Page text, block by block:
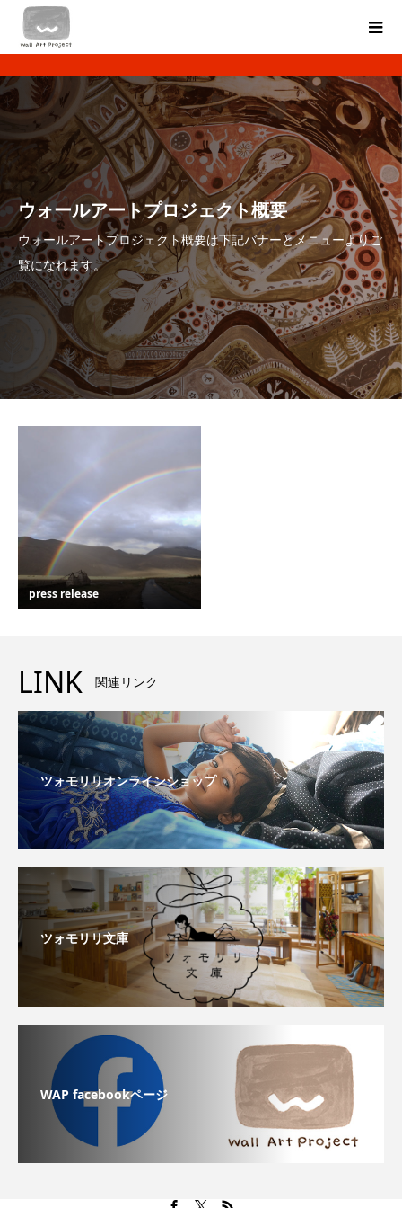
ウォールアートプロジェクト概要
ウォールアートプロジェクト概要は下記バナーとメニューよりご
覧になれます。
press release
LINK 関連リンク
ツォモリリオンラインショップ
ツォモリリ文庫
WAP facebookページ